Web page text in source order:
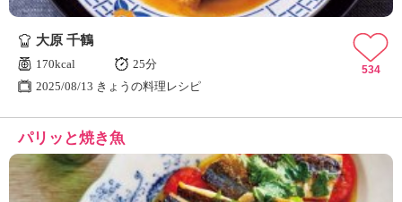
大原 千鶴
170kcal
25分
2025/08/13 きょうの料理レシピ
534
パリッと焼き魚